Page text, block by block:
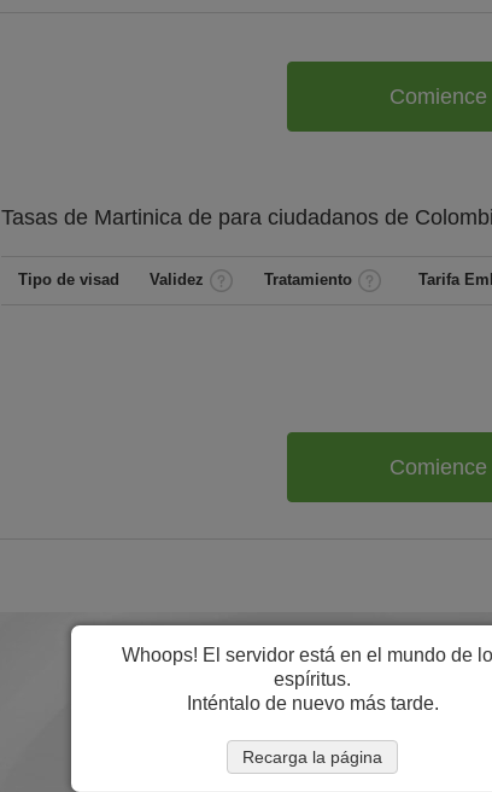
Comience
Tasas de Martinica de para ciudadanos de
Tipo de visad Validez Tratamiento Tarifa
Comience
Whoops! El servidor está en el mundo de
espíritus.
Inténtalo de nuevo más tarde.
Recarga la página